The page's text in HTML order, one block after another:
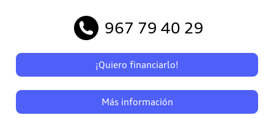
967 79 40 29
¡Quiero financiarlo!
Más información